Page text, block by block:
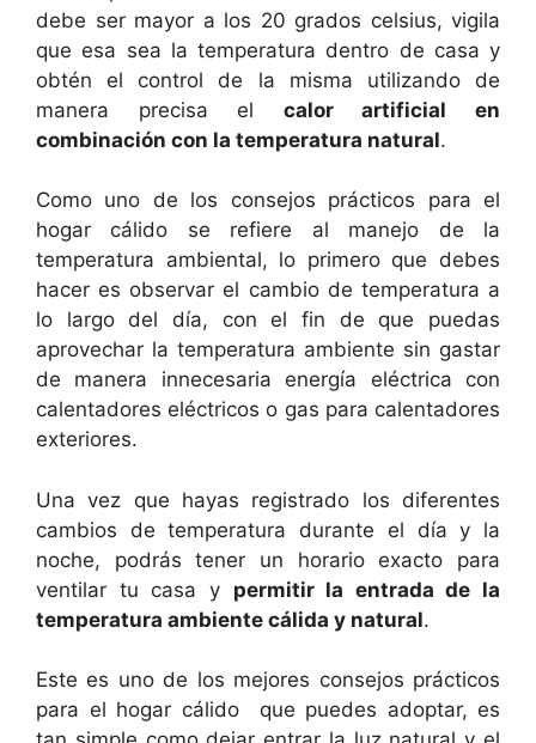
debe ser mayor a los 20 grados celsius, vigila
que esa sea la temperatura dentro de casa y
obtén el control de la misma utilizando de
manera precisa el calor artificial en
combinación con la temperatura natural.
Como uno de los consejos prácticos para el
hogar cálido se refiere al manejo de la
temperatura ambiental, lo primero que debes
hacer es observar el cambio de temperatura a
lo largo del día, con el fin de que puedas
aprovechar la temperatura ambiente sin gastar
de manera innecesaria energía eléctrica con
calentadores eléctricos o gas para calentadores
exteriores.
Una vez que hayas registrado los diferentes
cambios de temperatura durante el día y la
noche, podrás tener un horario exacto para
ventilar tu casa y permitir la entrada de la
temperatura ambiente cálida y natural.
Este es uno de los mejores consejos prácticos
para el hogar cálido que puedes adoptar, es